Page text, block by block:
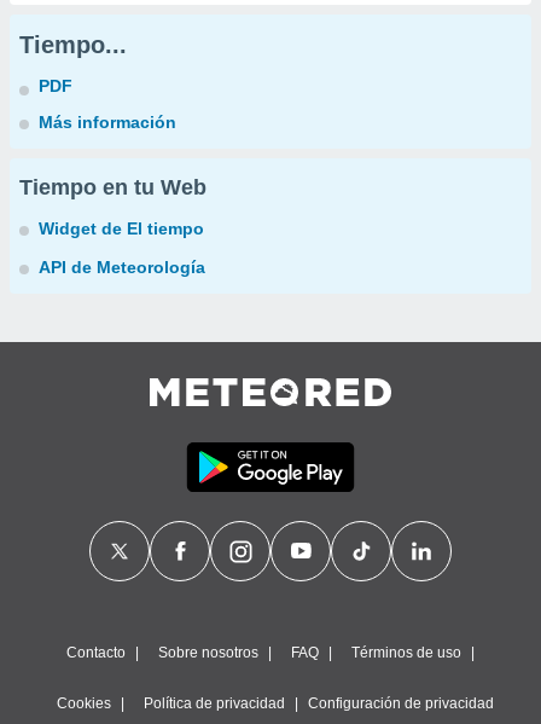
Tiempo...
PDF
Más información
Tiempo en tu Web
Widget de El tiempo
API de Meteorología
Contacto Sobre nosotros FAQ Términos de uso
Cookies Política de privacidad Configuración de privacidad